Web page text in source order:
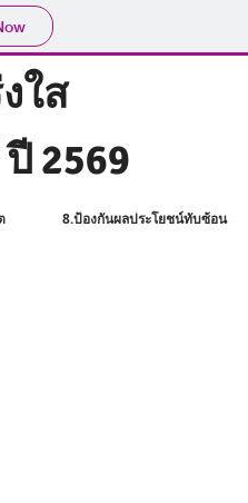
ใส
2569
8.ป้องกันผลประโยชน์ทับซ้อน